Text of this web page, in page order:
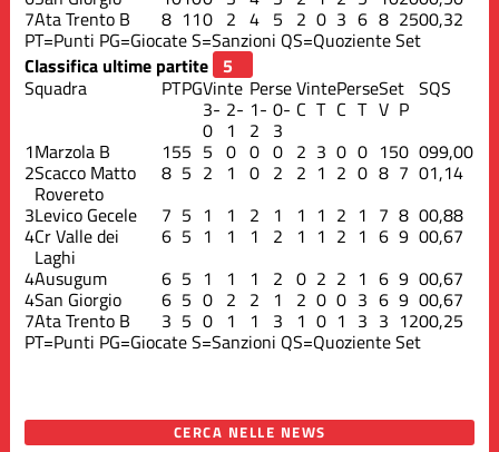
7Ata Trento B 8 110 2 4 5 2 0 3 6 8 2500,32
PT=Punti PG=GiocateS=Sanzioni QS=Quoziente Set
Classifica ultime partite
Squadra
PTPGVinte PerseVintePerseSet SQS
3-
0
2-
1
1-
2
0-
3
C T C T V P
1Marzola B 155 5 0 0 0 2 3 0 0 150 099,00
2Scacco Matto
Rovereto
8 5 2 1 0 2 2 1 2 0 8 7 01,14
3Levico Gecele 7 5 1 1 2 1 1 1 2 1 7 8 00,88
4Cr Valle dei
Laghi
6 5 1 1 1 2 1 1 2 1 6 9 00,67
4Ausugum 6 5 1 1 1 2 0 2 2 1 6 9 00,67
4San Giorgio 6 5 0 2 2 1 2 0 0 3 6 9 00,67
7Ata Trento B 3 5 0 1 1 3 1 0 1 3 3 1200,25
PT=Punti PG=GiocateS=Sanzioni QS=Quoziente Set
CERCA NELLE NEWS